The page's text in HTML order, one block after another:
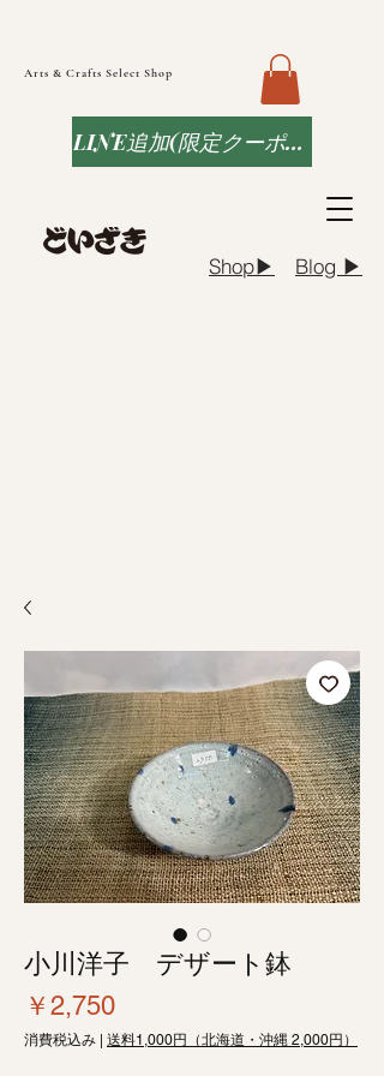
Arts & Crafts Select Shop
Blog ▶︎
Shop▶︎
LINE追加(限定クーポンなど)
小川洋子 デザート鉢
￥2,750価
格
消費税込み 送料1,000円（北海道・沖縄 2,000円）